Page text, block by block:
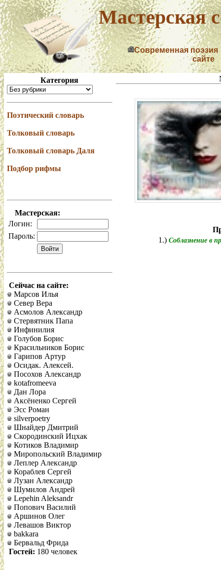
Мастерская
Современная поэзия
сайте
Категория
Поэтический словарь
Толковый словарь
Толковый словарь Даля
Подбор рифмы
Мастерская:
Логин:
Пароль:
Сейчас на сайте:
Марсов Илья
Север Вера
Асмолов Александр
Стервятник Папа
Инфинилия
Голубов Борис
Красильников Борис
Гарипов Артур
Осидак. Алексей.
Посохов Александр
kotafromeeva
Дан Лора
Аксёненко Сергей
Эсс Роман
silverpoetry
Шнайдер Дмитрий
Скородинский Ицхак
Котиков Владимир
Миропольский Владимир
Леплер Александр
Кораблев Сергей
Лузан Александр
Шумилов Андрей
Lepehin Aleksandr
Попович Василий
Аршинов Олег
Левашов Виктор
bakkara
Бервальд Фрида
Гостей: 180 человек
1.)Соблазнение в